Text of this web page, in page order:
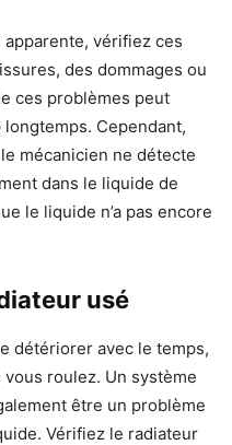
apparente, vérifiez ces
des dommages ou
ces problèmes peut
Cependant,
mécanicien ne détecte
dans le liquide de
le liquide n’a pas encore
usé
détériorer avec le temps,
vous roulez. Un système
être un problème
Vérifiez le radiateur